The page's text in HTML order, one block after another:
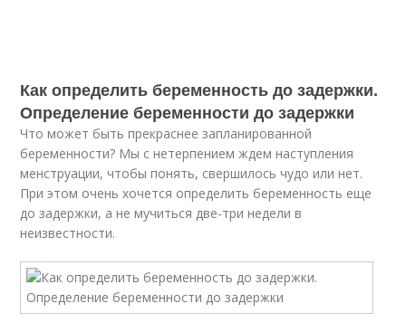
Как определить беременность до задержки.
Определение беременности до задержки
Что может быть прекраснее запланированной
беременности? Мы с нетерпением ждем наступления
менструации, чтобы понять, свершилось чудо или нет.
При этом очень хочется определить беременность еще
до задержки, а не мучиться две-три недели в
неизвестности.